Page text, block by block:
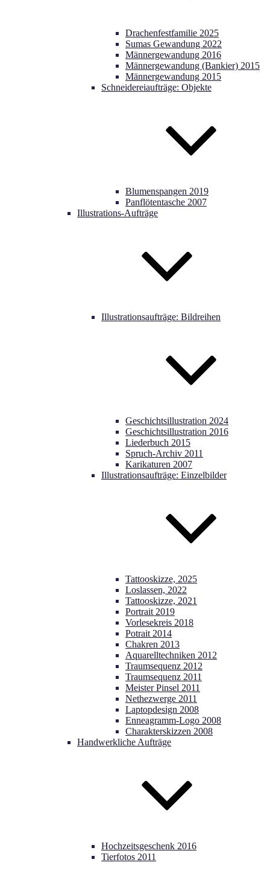
Drachenfestfamilie 2025
Sumas Gewandung 2022
Männergewandung 2016
Männergewandung (Bankier) 2015
Männergewandung 2015
Schneidereiaufträge: Objekte
Blumenspangen 2019
Panflötentasche 2007
Illustrations-Aufträge
Illustrationsaufträge: Bildreihen
Geschichtsillustration 2024
Geschichtsillustration 2016
Liederbuch 2015
Spruch-Archiv 2011
Karikaturen 2007
Illustrationsaufträge: Einzelbilder
Tattooskizze, 2025
Loslassen, 2022
Tattooskizze, 2021
Portrait 2019
Vorlesekreis 2018
Potrait 2014
Chakren 2013
Aquarelltechniken 2012
Traumsequenz 2012
Traumsequenz 2011
Meister Pinsel 2011
Nethezwerge 2011
Laptopdesign 2008
Enneagramm-Logo 2008
Charakterskizzen 2008
Handwerkliche Aufträge
Hochzeitsgeschenk 2016
Tierfotos 2011